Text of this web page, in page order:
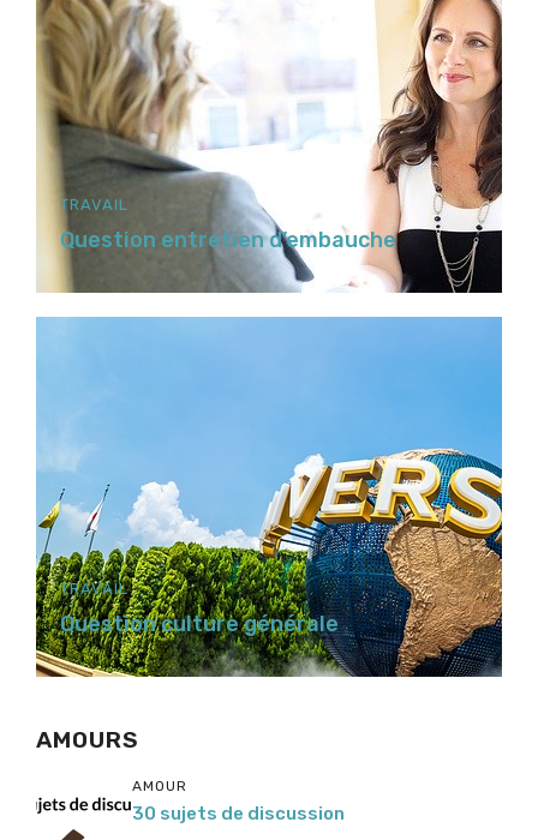
TRAVAIL
Question entretien d’embauche
TRAVAIL
Question culture générale
AMOURS
AMOUR
30 sujets de discussion